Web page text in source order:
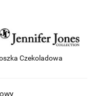
Czekoladowa